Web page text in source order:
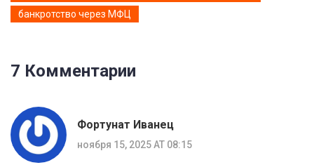
банкротство через МФЦ
7 Комментарии
Фортунат Иванец
ноября 15, 2025 AT 08:15